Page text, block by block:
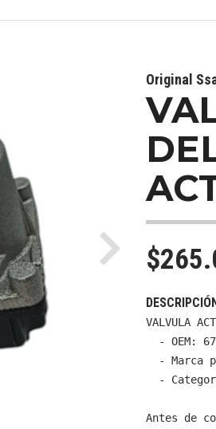
Next
Original
VALVULA
- OEM:
- Marca
-
Antes de